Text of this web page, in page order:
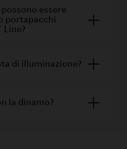
essere
portapacchi
Line?
di illuminazione?
la dinamo?